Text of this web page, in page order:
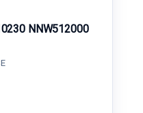
NNW512000